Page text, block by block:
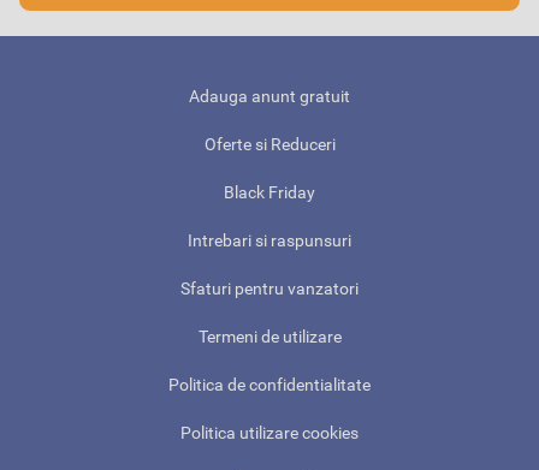
Adauga anunt gratuit
Oferte si Reduceri
Black Friday
Intrebari si raspunsuri
Sfaturi pentru vanzatori
Termeni de utilizare
Politica de confidentialitate
Politica utilizare cookies